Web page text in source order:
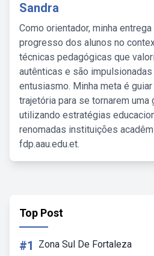
Sandra
Como orientador, minha
progresso dos alunos no
técnicas pedagógicas que
autênticas e são
entusiasmo. Minha meta é
trajetória para se tornarem uma
utilizando estratégias
renomadas instituições
fdp.aau.edu.et.
Top Post
#1 Zona Sul De Fortaleza